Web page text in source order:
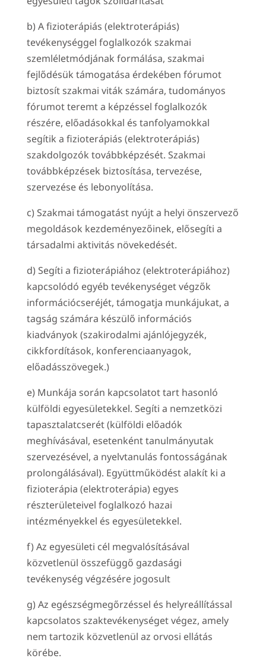
b) A fizioterápiás (elektroterápiás)
tevékenységgel foglalkozók szakmai
szemléletmódjának formálása, szakmai
fejlődésük támogatása érdekében fórumot
biztosít szakmai viták számára, tudományos
fórumot teremt a képzéssel foglalkozók
részére, előadásokkal és tanfolyamokkal
segítik a fizioterápiás (elektroterápiás)
szakdolgozók továbbképzését. Szakmai
továbbképzések biztosítása, tervezése,
szervezése és lebonyolítása.
c) Szakmai támogatást nyújt a helyi önszervező
megoldások kezdeményezőinek, elősegíti a
társadalmi aktivitás növekedését.
d) Segíti a fizioterápiához (elektroterápiához)
kapcsolódó egyéb tevékenységet végzők
információcseréjét, támogatja munkájukat, a
tagság számára készülő információs
kiadványok (szakirodalmi ajánlójegyzék,
cikkfordítások, konferenciaanyagok,
előadásszövegek.)
e) Munkája során kapcsolatot tart hasonló
külföldi egyesületekkel. Segíti a nemzetközi
tapasztalatcserét (külföldi előadók
meghívásával, esetenként tanulmányutak
szervezésével, a nyelvtanulás fontosságának
prolongálásával). Együttműködést alakít ki a
fizioterápia (elektroterápia) egyes
részterületeivel foglalkozó hazai
intézményekkel és egyesületekkel.
f) Az egyesületi cél megvalósításával
közvetlenül összefüggő gazdasági
tevékenység végzésére jogosult
g) Az egészségmegőrzéssel és helyreállítással
kapcsolatos szaktevékenységet végez, amely
nem tartozik közvetlenül az orvosi ellátás
körébe.